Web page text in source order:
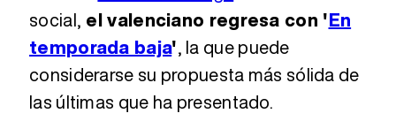
social, el valenciano regresa con 'En
temporada baja', la que puede
considerarse su propuesta más sólida de
las últimas que ha presentado.